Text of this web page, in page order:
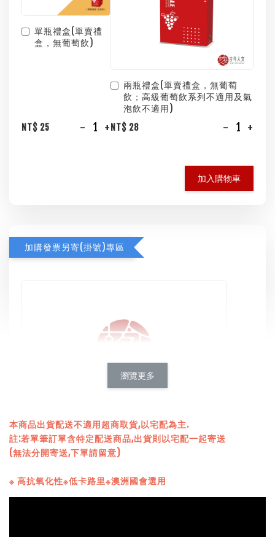
單瓶禮盒(單賣禮
盒，無葡萄飲)
NT$ 25 - +
兩瓶禮盒(單賣禮盒，無葡萄
飲；高級葡萄飲系列不適用及氣
泡飲不適用)
NT$ 28
- +
加入購物車
加購發票另寄(掛號)專區
【古今人文】宅配送禮用，發票另寄(掛號)專區
瀏覽更多
本商品出貨配送不適用超商取貨,以宅配為主.
註:若單筆訂單含特定配送商品,出貨則以宅配一起寄送
(無法分開寄送,下單請留意)
※ 高抗氧化性※低卡路里※澳洲國會選用